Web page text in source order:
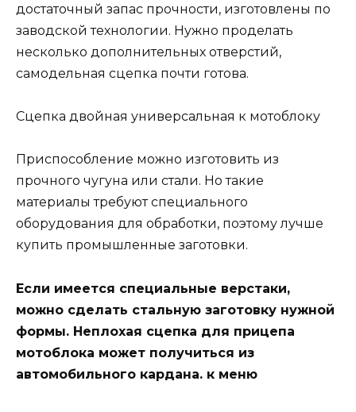
достаточный запас прочности, изготовлены по
заводской технологии. Нужно проделать
несколько дополнительных отверстий,
самодельная сцепка почти готова.
Сцепка двойная универсальная к мотоблоку
Приспособление можно изготовить из
прочного чугуна или стали. Но такие
материалы требуют специального
оборудования для обработки, поэтому лучше
купить промышленные заготовки.
Если имеется специальные верстаки,
можно сделать стальную заготовку нужной
формы. Неплохая сцепка для прицепа
мотоблока может получиться из
автомобильного кардана. к меню